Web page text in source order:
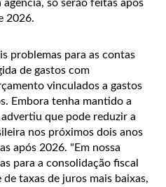
só serão feitas após
2026.
problemas para as contas
de gastos com
vinculados a gastos
Embora tenha mantido a
que pode reduzir a
nos próximos dois anos
após 2026. "Em nossa
para a consolidação fiscal
taxas de juros mais baixas,